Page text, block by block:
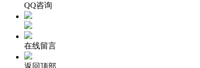
QQ咨询
在线留言
返回顶部